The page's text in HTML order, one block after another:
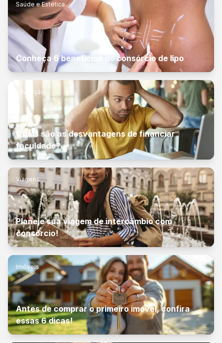
Saúde e Estética
Conheça 6 benefícios do consórcio de lipo
Educação
Quais são as desvantagens de financiar
faculdade?
Viagens
Planeje sua viagem de intercâmbio com
consórcio!
Imóveis
Antes de comprar o primeiro imóvel, confira
essas 6 dicas!